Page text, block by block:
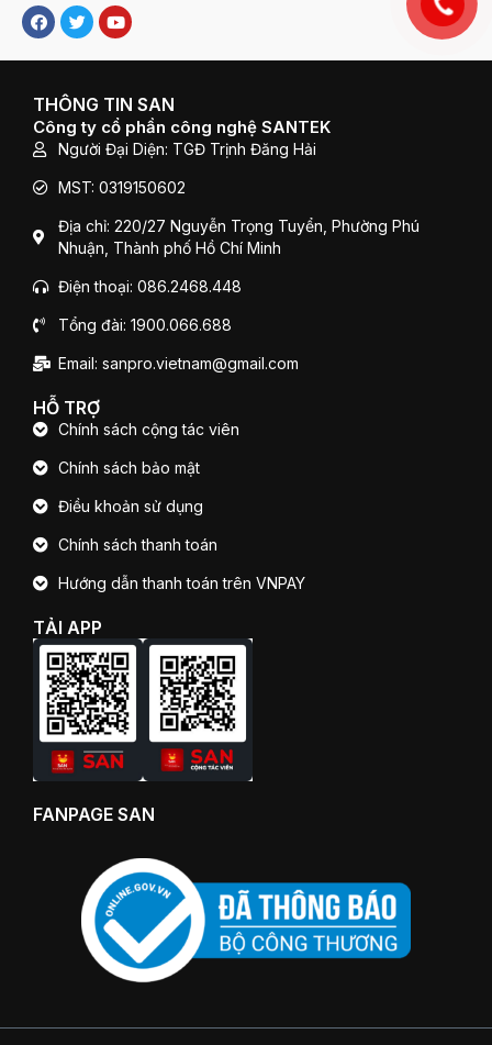
F
a
c
e
o
o
k
T
w
i
t
e
r
Y
o
u
t
b
e
THÔNG TIN SAN
Công ty cổ phần công nghệ SANTEK
Người Đại Diện: TGĐ Trịnh Đăng Hải
MST: 0319150602
Địa chỉ: 220/27 Nguyễn Trọng Tuyển, Phường Phú
Nhuận, Thành phố Hồ Chí Minh
Điện thoại: 086.2468.448
Tổng đài: 1900.066.688
Email: sanpro.vietnam@gmail.com
HỖ TRỢ
Chính sách cộng tác viên
Chính sách bảo mật
Điều khoản sử dụng
Chính sách thanh toán
Hướng dẫn thanh toán trên VNPAY
TẢI APP
FANPAGE SAN